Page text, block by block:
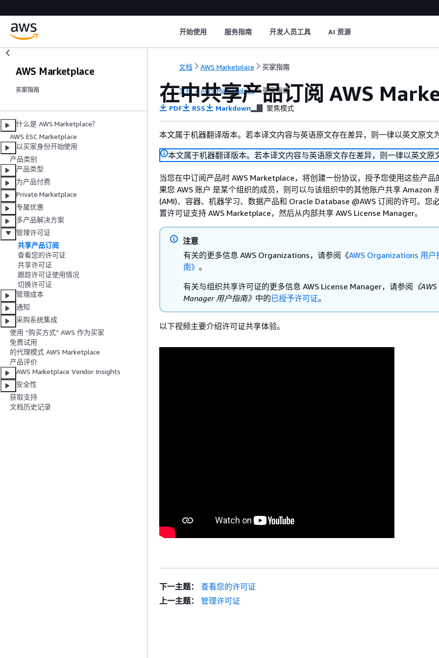
开始使用 服务指南 开发人员工具 AI 资源
AWS Marketplace
买家指南
什么是 AWS Marketplace？
AWS ESC Marketplace
以买家身份开始使用
产品类别
产品类型
为产品付费
Private Marketplace
专属优惠
多产品解决方案
管理许可证
共享产品订阅
查看您的许可证
共享许可证
跟踪许可证使用情况
切换许可证
管理成本
通知
采购系统集成
使用 “购买方式” AWS 作为买家
免费试用
的代理模式 AWS Marketplace
产品评价
AWS Marketplace Vendor Insights
安全性
获取支持
文档历史记录
文档 AWS Marketplace 买家指南
文档 AWS Marketplace 买家指南
在中共享产品订阅 AWS
PDF RSS Markdown 聚焦模式
本文属于机器翻译版本。若本译文内容与英语原文存在差异，则一律以英文原文为
本文属于机器翻译版本。若本译文内容与英语原文存在差异，则一律以英文原
当您在中订阅产品时 AWS Marketplace，将创建一份协议，授予您使用这些产品
果您 AWS 账户 是某个组织的成员，则可以与该组织中的其他账户共享 Amazon
(AMI)、容器、机器学习、数据产品和 Oracle Database @AWS 订阅的许可。您
置许可证支持 AWS Marketplace，然后从内部共享 AWS License Manager。
注意
有关的更多信息 AWS Organizations，请参阅《AWS Organizations 用户
南》 。
有关与组织共享许可证的更多信息 AWS License Manager，请参阅 《
Manager 用户指南》 中的已授予许可证。
以下视频主要介绍许可证共享体验。
下一主题：
查看您的许可证
上一主题：
管理许可证